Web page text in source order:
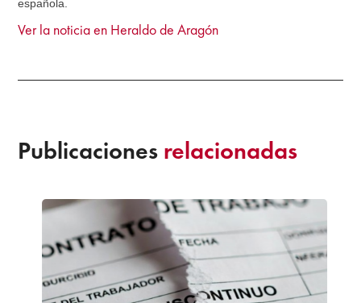
española.
Ver la noticia en Heraldo de Aragón
Publicaciones relacionadas